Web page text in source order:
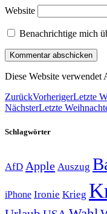
Website
Benachrichtige mich
Diese Website verwendet
ZurückVorherigerLetzte
NächsterLetzte
Schlagwörter
AfD Apple Auszug
iPhone Ironie Krieg